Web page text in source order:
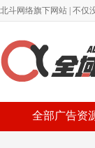
北斗网络旗下网站 | 不仅
全部广告资